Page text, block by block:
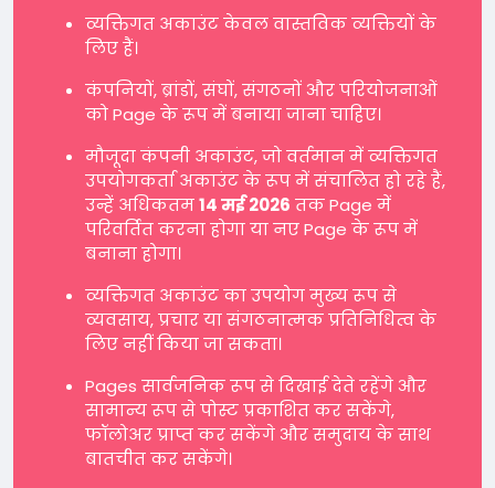
व्यक्तिगत अकाउंट केवल वास्तविक व्यक्तियों के
लिए हैं।
कंपनियों, ब्रांडों, संघों, संगठनों और परियोजनाओं
को Page के रूप में बनाया जाना चाहिए।
मौजूदा कंपनी अकाउंट, जो वर्तमान में व्यक्तिगत
उपयोगकर्ता अकाउंट के रूप में संचालित हो रहे हैं,
उन्हें अधिकतम14 मई 2026 तक Page में
परिवर्तित करना होगा या नए Page के रूप में
बनाना होगा।
व्यक्तिगत अकाउंट का उपयोग मुख्य रूप से
व्यवसाय, प्रचार या संगठनात्मक प्रतिनिधित्व के
लिए नहीं किया जा सकता।
Pages सार्वजनिक रूप से दिखाई देते रहेंगे और
सामान्य रूप से पोस्ट प्रकाशित कर सकेंगे,
फॉलोअर प्राप्त कर सकेंगे और समुदाय के साथ
बातचीत कर सकेंगे।